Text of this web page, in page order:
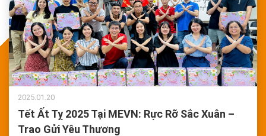
2025.01.20
Tết Ất Tỵ 2025 Tại MEVN: Rực Rỡ Sắc Xuân –
Trao Gửi Yêu Thương